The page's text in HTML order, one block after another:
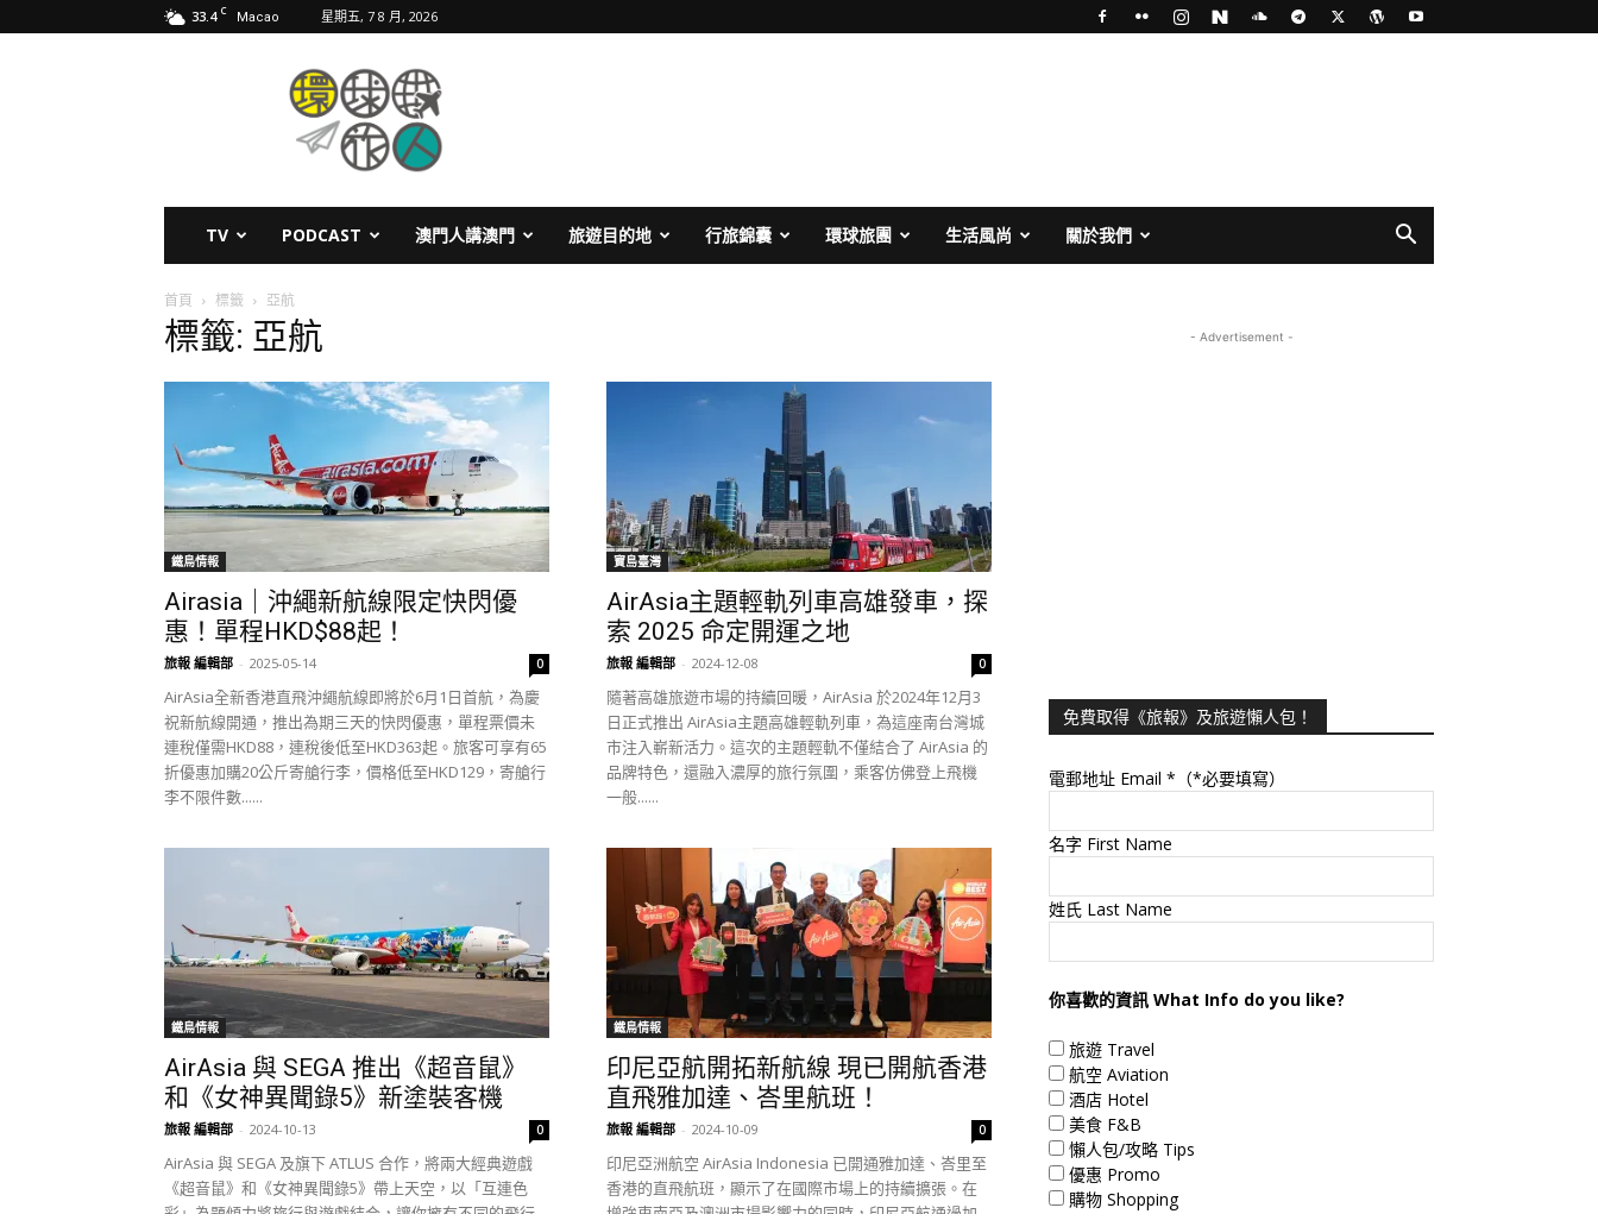
33.4 C Macao 星期五, 7 8 月, 2026
TV PODCAST 澳門人講澳門 旅遊目的地 行旅錦囊 環球旅團 生活風尚 關於我們
首頁 標籤 亞航
標籤: 亞航
鐵鳥情報
Airasia｜沖繩新航線限定快閃優
惠！單程HKD$88起！
旅報 編輯部 - 2025-05-14 0
AirAsia全新香港直飛沖繩航線即將於6月1日首航，為慶
祝新航線開通，推出為期三天的快閃優惠，單程票價未
連稅僅需HKD88，連稅後低至HKD363起。​​旅客可享有65
折優惠加購20公斤寄艙行李，價格低至HKD129，寄艙行
李不限件數......
寶島臺灣
AirAsia主題輕軌列車高雄發車，探
索 2025 命定開運之地
旅報 編輯部 - 2024-12-08 0
隨著高雄旅遊市場的持續回暖，AirAsia 於2024年12月3
日正式推出 AirAsia主題高雄輕軌列車，為這座南台灣城
市注入嶄新活力。這次的主題輕軌不僅結合了 AirAsia 的
品牌特色，還融入濃厚的旅行氛圍，乘客仿佛登上飛機
一般......
鐵鳥情報
AirAsia 與 SEGA 推出《超音鼠》
和《女神異聞錄5》新塗裝客機
旅報 編輯部 - 2024-10-13 0
AirAsia 與 SEGA 及旗下 ATLUS 合作，將兩大經典遊戲
《超音鼠》和《女神異聞錄5》帶上天空，以「互連色
鐵鳥情報
印尼亞航開拓新航線 現已開航香港
直飛雅加達、峇里航班！
旅報 編輯部 - 2024-10-09 0
印尼亞洲航空 AirAsia Indonesia 已開通雅加達、峇里至
香港的直飛航班，顯示了在國際市場上的持續擴張。在
- Advertisement -
免費取得《旅報》及旅遊懶人包！
電郵地址 Email *（*必要填寫）
名字 First Name
姓氏 Last Name
你喜歡的資訊 What Info do you like?
旅遊 Travel
航空 Aviation
酒店 Hotel
美食 F&B
懶人包/攻略 Tips
優惠 Promo
購物 Shopping